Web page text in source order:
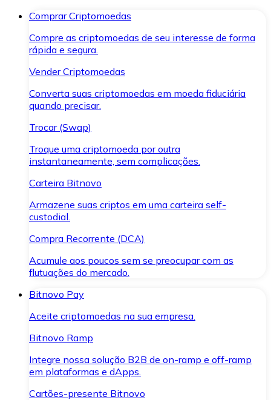
Comprar Criptomoedas
Compre as criptomoedas de seu interesse de forma
rápida e segura.
Vender Criptomoedas
Converta suas criptomoedas em moeda fiduciária
quando precisar.
Trocar (Swap)
Troque uma criptomoeda por outra
instantaneamente, sem complicações.
Carteira Bitnovo
Armazene suas criptos em uma carteira self-
custodial.
Compra Recorrente (DCA)
Acumule aos poucos sem se preocupar com as
flutuações do mercado.
Bitnovo Pay
Aceite criptomoedas na sua empresa.
Bitnovo Ramp
Integre nossa solução B2B de on-ramp e off-ramp
em plataformas e dApps.
Cartões-presente Bitnovo